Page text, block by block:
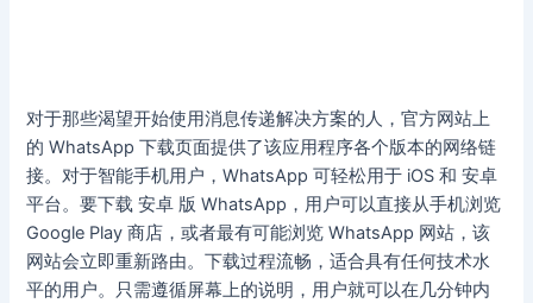
对于那些渴望开始使用消息传递解决方案的人，官方网站上
的 WhatsApp 下载页面提供了该应用程序各个版本的网络链
接。对于智能手机用户，WhatsApp 可轻松用于 iOS 和 安卓
平台。要下载 安卓 版 WhatsApp，用户可以直接从手机浏览
Google Play 商店，或者最有可能浏览 WhatsApp 网站，该
网站会立即重新路由。下载过程流畅，适合具有任何技术水
平的用户。只需遵循屏幕上的说明，用户就可以在几分钟内